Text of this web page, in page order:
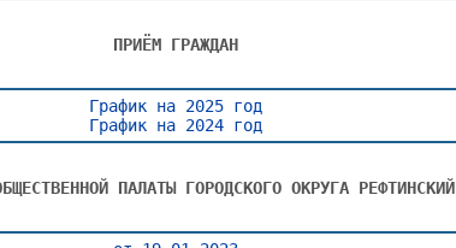
ПРИЁМ ГРАЖДАН
График на 2025 год
График на 2024 год
ПАЛАТЫ ГОРОДСКОГО ОКРУГА РЕФТИНСКИЙ